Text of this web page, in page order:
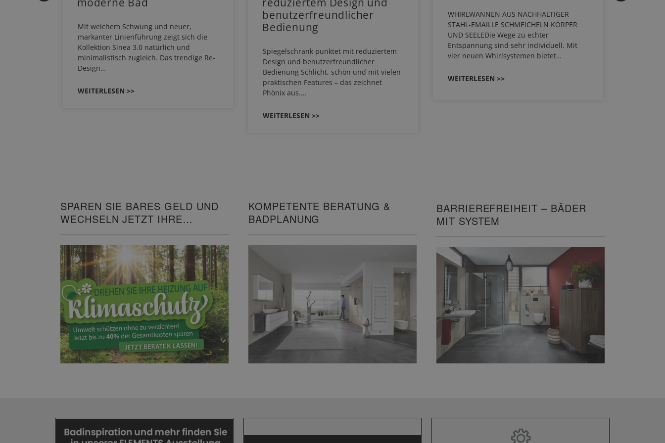
Mit weichem Schwung und neuer,
markanter Linienführung zeigt sich die
Kollektion Sinea 3.0 natürlich und
minimalistisch zugleich. Das trendige Re-
Design…
WEITERLESEN >>
benutzerfreundlicher
Bedienung
Spiegelschrank punktet mit reduziertem
Design und benutzerfreundlicher
Bedienung Schlicht, schön und mit vielen
praktischen Features – das zeichnet
Phönix aus.…
WEITERLESEN >>
WHIRLWANNEN AUS NACHHALTIGER
STAHL-EMAILLE SCHMEICHELN KÖRPER
UND SEELEDie Wege zu echter
Entspannung sind sehr individuell. Mit
vier neuen Whirlsystemen bietet…
WEITERLESEN >>
SPAREN SIE BARES GELD UND
WECHSELN JETZT IHRE
KOMPETENTE BERATUNG &
BADPLANUNG
BARRIEREFREIHEIT – BÄDER
MIT SYSTEM